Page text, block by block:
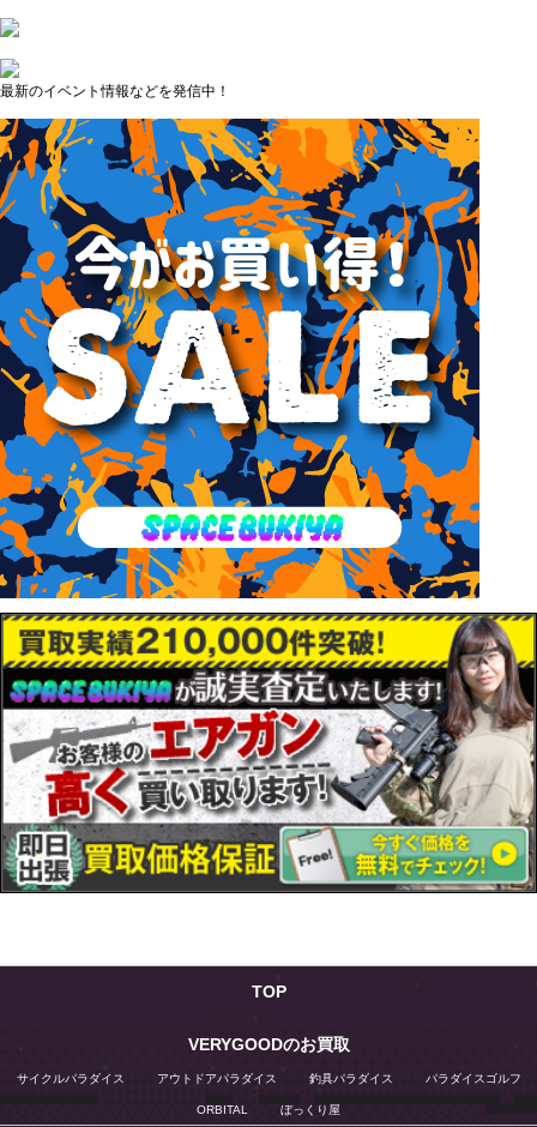
最新のイベント情報などを発信中！
TOP
VERYGOODのお買取
サイクルパラダイス アウトドアパラダイス 釣具パラダイス パラダイスゴルフ
ORBITAL ぼっくり屋